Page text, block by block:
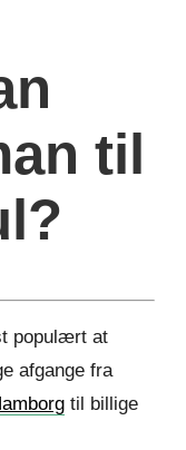
til
populært at
afgange fra
til billige